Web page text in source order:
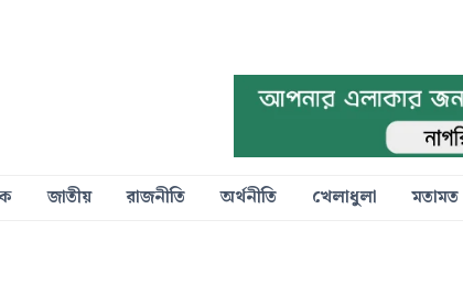
জাতীয় রাজনীতি অর্থনীতি খেলাধুলা মতামত